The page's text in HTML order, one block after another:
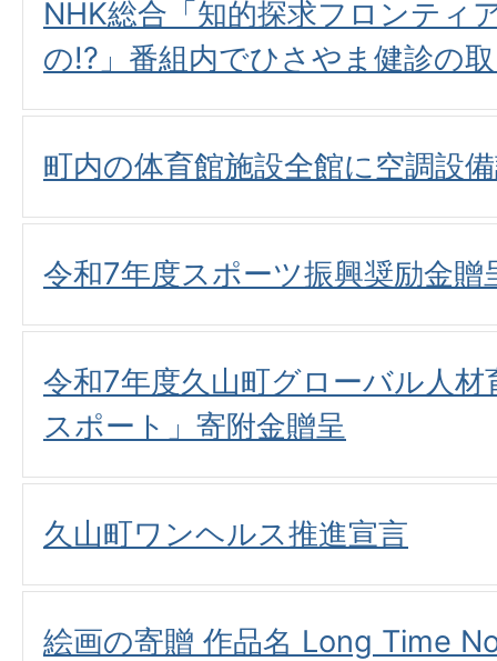
NHK総合「知的探求フロンティ
の!?」番組内でひさやま健診の
町内の体育館施設全館に空調設
令和7年度スポーツ振興奨励金贈
令和7年度久山町グローバル人
スポート」寄附金贈呈
久山町ワンヘルス推進宣言
絵画の寄贈 作品名 Long Time